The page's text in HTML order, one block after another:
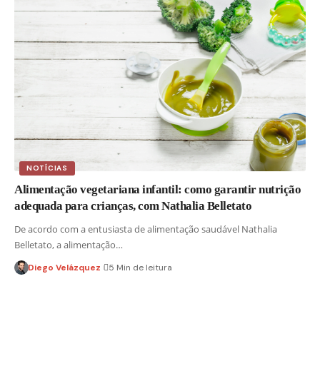
NOTÍCIAS
Alimentação vegetariana infantil: como garantir nutrição
adequada para crianças, com Nathalia Belletato
De acordo com a entusiasta de alimentação saudável Nathalia
Belletato, a alimentação…
Diego Velázquez 5 Min de leitura